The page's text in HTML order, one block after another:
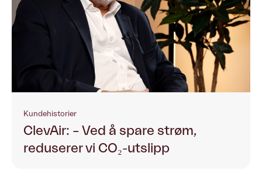
Kundehistorier
ClevAir: – Ved å spare strøm,
reduserer vi CO₂-utslipp